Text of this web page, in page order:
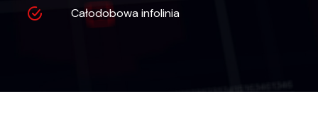
Całodobowa infolinia